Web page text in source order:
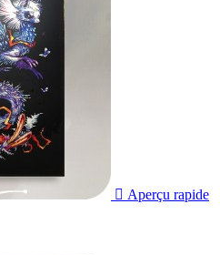
 Aperçu rapide